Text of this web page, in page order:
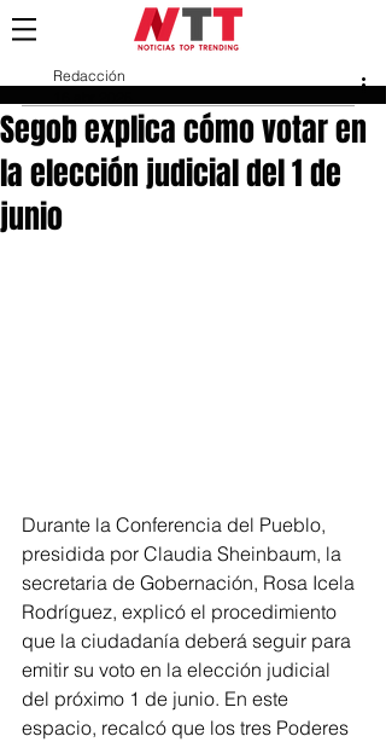
Segob explica cómo votar en
la elección judicial del 1 de
junio
Redacción
Durante la Conferencia del Pueblo,
presidida por Claudia Sheinbaum, la
secretaria de Gobernación, Rosa Icela
Rodríguez, explicó el procedimiento
que la ciudadanía deberá seguir para
emitir su voto en la elección judicial
del próximo 1 de junio. En este
espacio, recalcó que los tres Poderes